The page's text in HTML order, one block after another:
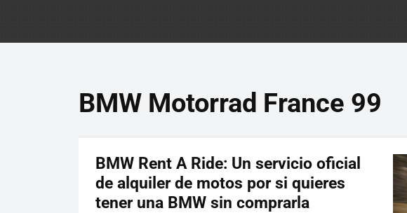
BMW Motorrad France 99
BMW Rent A Ride: Un servicio oficial
de alquiler de motos por si quieres
tener una BMW sin comprarla